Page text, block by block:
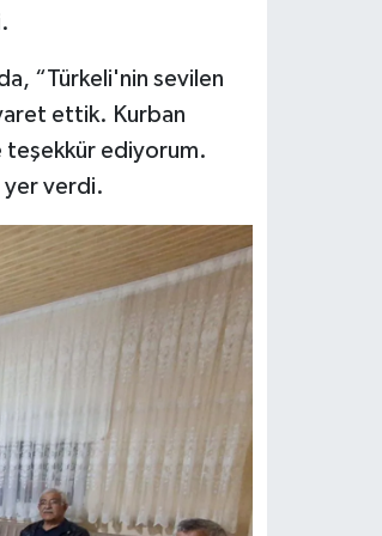
“Türkeli'nin sevilen
ettik. Kurban
teşekkür ediyorum.
yer verdi.